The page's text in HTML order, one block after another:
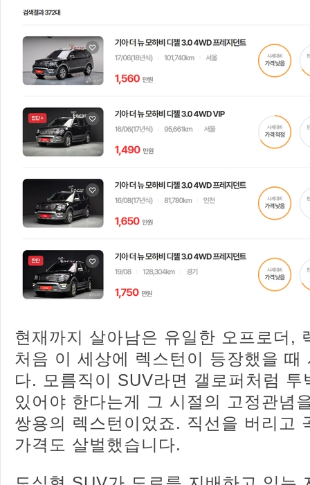
현재까지 살아남은 유일한 오프로더,
처음 이 세상에 렉스턴이 등장했을 때
다. 모름직이 SUV라면 갤로퍼처럼 투
있어야 한다는게 그 시절의 고정관념
쌍용의 렉스턴이었죠. 직선을 버리고
가격도 살벌했습니다.